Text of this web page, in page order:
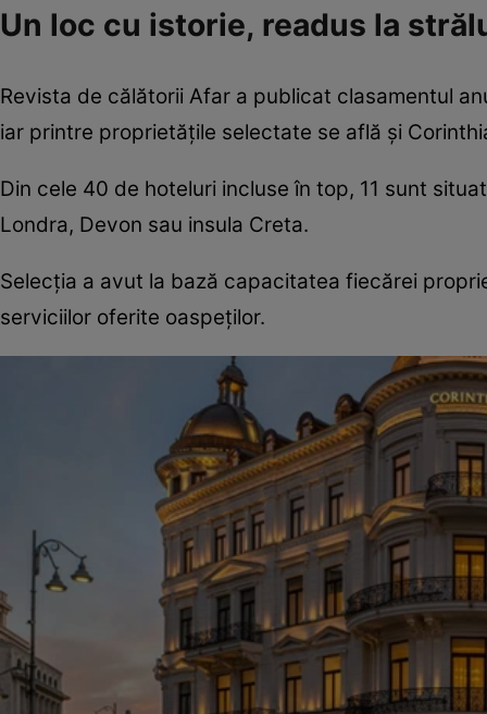
Un loc cu istorie, readus la
Revista de călătorii Afar a publicat clasamentul
iar printre proprietățile selectate se află și
Din cele 40 de hoteluri incluse în top, 11 sunt
Londra, Devon sau insula Creta.
Selecția a avut la bază capacitatea fiecărei
serviciilor oferite oaspeților.